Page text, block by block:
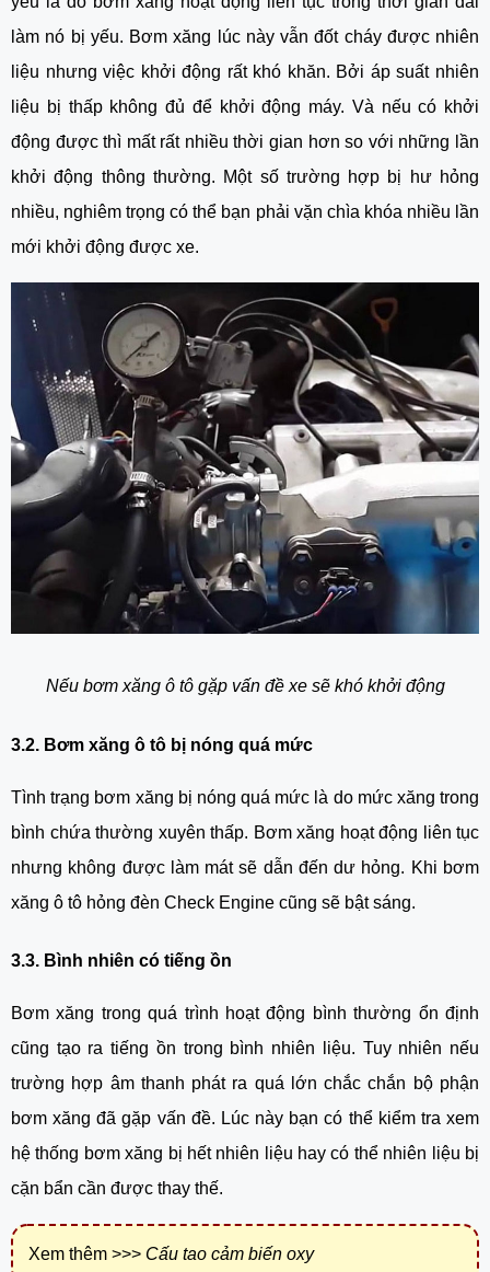
làm nó bị yếu. Bơm xăng lúc này vẫn đốt cháy được nhiên
liệu nhưng việc khởi động rất khó khăn. Bởi áp suất nhiên
liệu bị thấp không đủ để khởi động máy. Và nếu có khởi
động được thì mất rất nhiều thời gian hơn so với những lần
khởi động thông thường. Một số trường hợp bị hư hỏng
nhiều, nghiêm trọng có thể bạn phải vặn chìa khóa nhiều lần
mới khởi động được xe.
Nếu bơm xăng ô tô gặp vấn đề xe sẽ khó khởi động
3.2. Bơm xăng ô tô bị nóng quá mức
Tình trạng bơm xăng bị nóng quá mức là do mức xăng trong
bình chứa thường xuyên thấp. Bơm xăng hoạt động liên tục
nhưng không được làm mát sẽ dẫn đến dư hỏng. Khi bơm
xăng ô tô hỏng đèn Check Engine cũng sẽ bật sáng.
3.3. Bình nhiên có tiếng ồn
Bơm xăng trong quá trình hoạt động bình thường ổn định
cũng tạo ra tiếng ồn trong bình nhiên liệu. Tuy nhiên nếu
trường hợp âm thanh phát ra quá lớn chắc chắn bộ phận
bơm xăng đã gặp vấn đề. Lúc này bạn có thể kiểm tra xem
hệ thống bơm xăng bị hết nhiên liệu hay có thể nhiên liệu bị
cặn bẩn cần được thay thế.
Xem thêm >>> Cấu tao cảm biến oxy